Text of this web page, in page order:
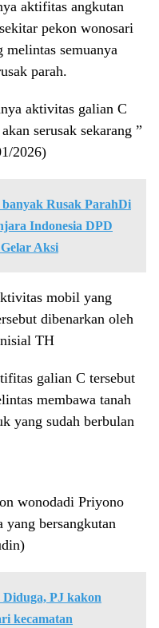
aktifitas angkutan
pekon wonosari
semuanya
parah.
aktivitas galian C
serusak sekarang ”
2026)
Rusak ParahDi
Indonesia DPD
Aksi
mobil yang
dibenarkan oleh
TH
galian C tersebut
membawa tanah
yang sudah berbulan
wonodadi Priyono
yang bersangkutan
Diduga, PJ kakon
kecamatan